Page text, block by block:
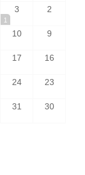
2
3
1
9
10
16
17
23
24
30
31